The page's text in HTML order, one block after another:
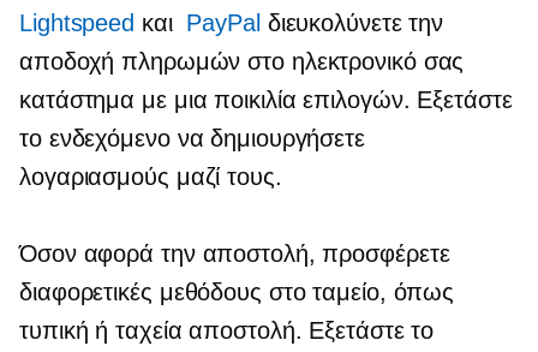
Lightspeed και PayPal διευκολύνετε την
αποδοχή πληρωμών στο ηλεκτρονικό σας
κατάστημα με μια ποικιλία επιλογών. Εξετάστε
το ενδεχόμενο να δημιουργήσετε
λογαριασμούς μαζί τους.
Όσον αφορά την αποστολή, προσφέρετε
διαφορετικές μεθόδους στο ταμείο, όπως
τυπική ή ταχεία αποστολή. Εξετάστε το